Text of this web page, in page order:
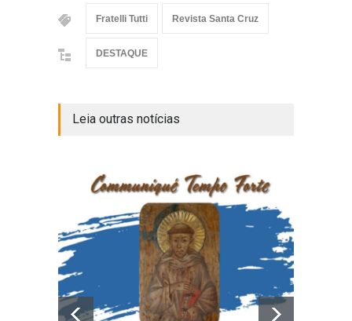
Fratelli Tutti Revista Santa Cruz
DESTAQUE
Leia outras notícias